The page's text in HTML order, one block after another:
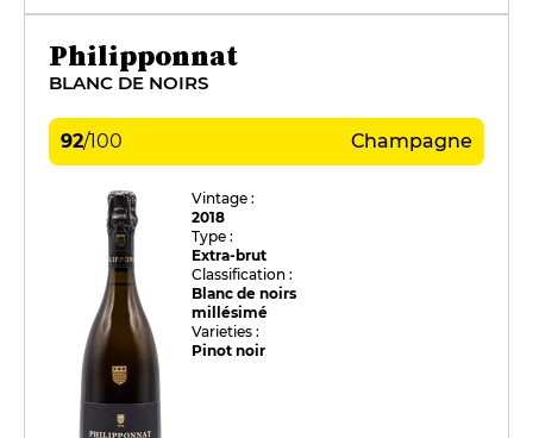
Philipponnat
BLANC DE NOIRS
92/100 Champagne
Vintage :
2018
Type :
Extra-brut
Classification :
Blanc de noirs
millésimé
Varieties :
Pinot noir